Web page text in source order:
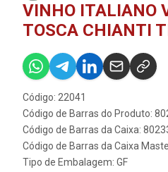
VINHO ITALIANO
TOSCA CHIANTI
Código: 22041
Código de Barras do Produto:
Código de Barras da Caixa:
Código de Barras da Caixa
Tipo de Embalagem: GF